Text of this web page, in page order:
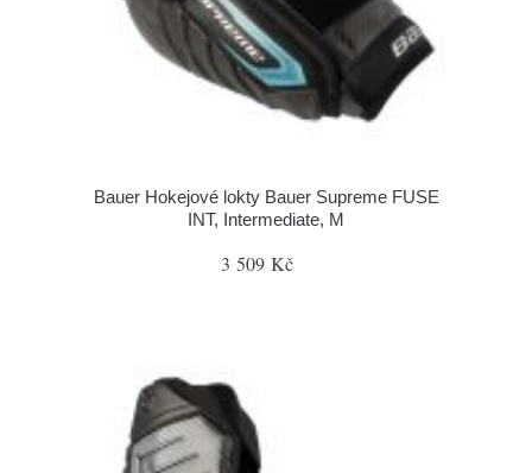
Bauer Hokejové lokty Bauer Supreme FUSE
INT, Intermediate, M
3 509 Kč